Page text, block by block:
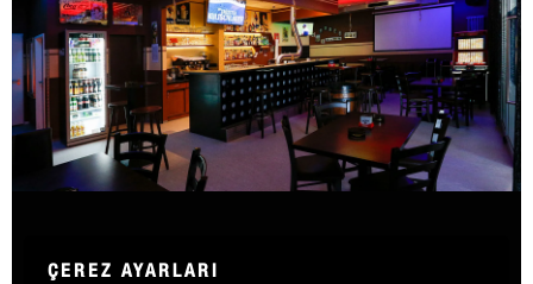
ÇEREZ AYARLARI